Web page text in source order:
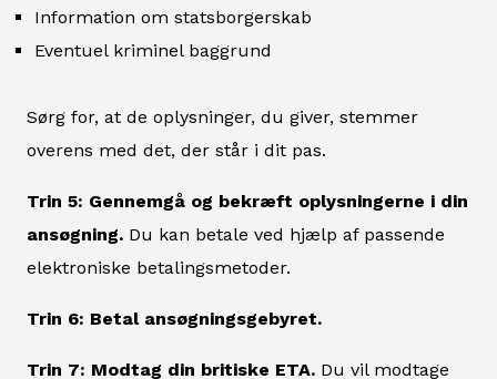
Information om statsborgerskab
Eventuel kriminel baggrund
Sørg for, at de oplysninger, du giver, stemmer
overens med det, der står i dit pas.
Trin 5: Gennemgå og bekræft oplysningerne i din
ansøgning. Du kan betale ved hjælp af passende
elektroniske betalingsmetoder.
Trin 6: Betal ansøgningsgebyret.
Trin 7: Modtag din britiske ETA. Du vil modtage